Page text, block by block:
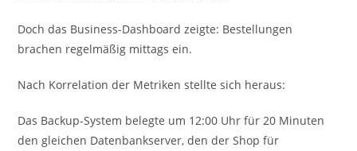
Doch das Business-Dashboard zeigte: Bestellungen
brachen regelmäßig mittags ein.
Nach Korrelation der Metriken stellte sich heraus:
Das Backup-System belegte um 12:00 Uhr für 20 Minuten
den gleichen Datenbankserver, den der Shop für